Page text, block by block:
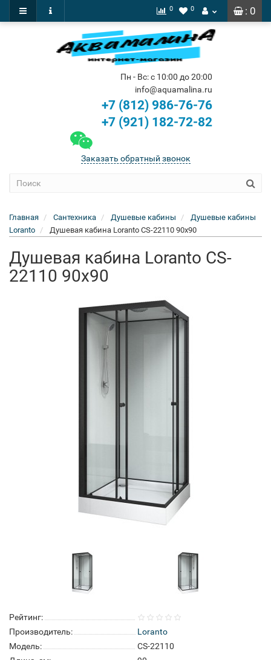
: 0
0 0
Пн - Вс: с 10:00 до 20:00
info@aquamalina.ru
+7 (812) 986-76-76
+7 (921) 182-72-82
Заказать обратный звонок
Главная Сантехника Душевые кабины
Душевые кабины
Loranto
Душевая кабина Loranto CS-22110 90x90
Душевая кабина Loranto CS-
22110 90x90
Рейтинг:
Производитель:
Loranto
Модель:
CS-22110